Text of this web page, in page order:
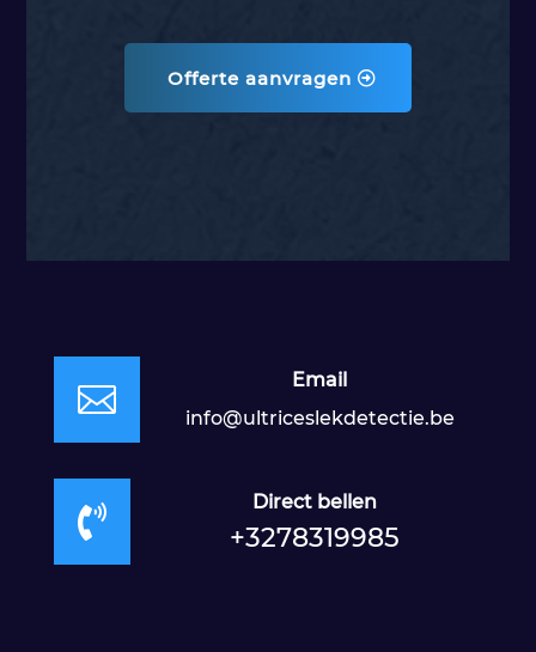
Offerte aanvragen

Email
info@ultriceslekdetectie.be

Direct bellen
+3278319985